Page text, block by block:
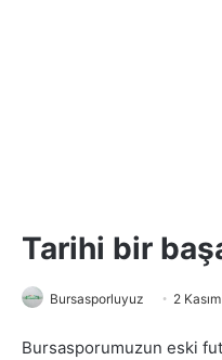
Tarihi bir
Bursasporluyuz 2
Bursasporumuzun eski